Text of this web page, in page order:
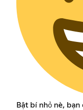
Bật bí nhỏ nè,